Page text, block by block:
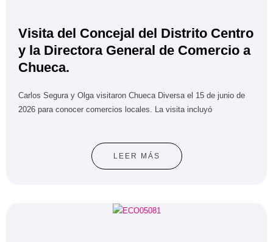
Visita del Concejal del Distrito Centro
y la Directora General de Comercio a
Chueca.
Carlos Segura y Olga visitaron Chueca Diversa el 15 de junio de
2026 para conocer comercios locales. La visita incluyó
LEER MÁS